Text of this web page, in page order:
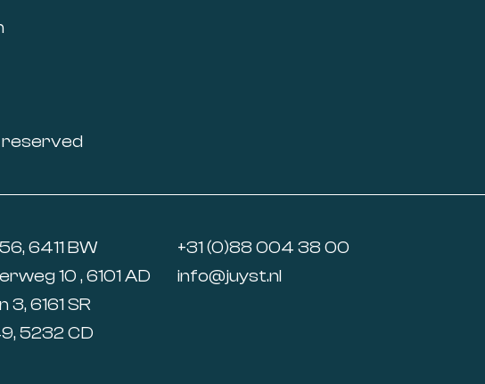
reserved
6411 BW
+31 (0)88 004 38 00
10 , 6101 AD
info@juyst.nl
3, 6161 SR
5232 CD